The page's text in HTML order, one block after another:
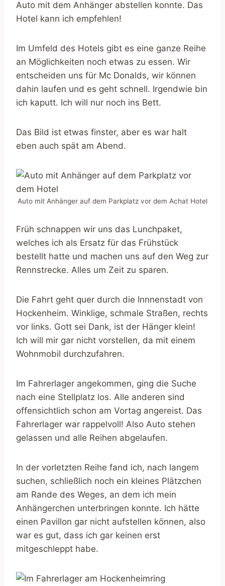
Auto mit dem Anhänger abstellen konnte. Das
Hotel kann ich empfehlen!
Im Umfeld des Hotels gibt es eine ganze Reihe
an Möglichkeiten noch etwas zu essen. Wir
entscheiden uns für Mc Donalds, wir können
dahin laufen und es geht schnell. Irgendwie bin
ich kaputt. Ich will nur noch ins Bett.
Das Bild ist etwas finster, aber es war halt
eben auch spät am Abend.
Auto mit Anhänger auf dem Parkplatz vor dem Achat Hotel
Früh schnappen wir uns das Lunchpaket,
welches ich als Ersatz für das Frühstück
bestellt hatte und machen uns auf den Weg zur
Rennstrecke. Alles um Zeit zu sparen.
Die Fahrt geht quer durch die Innnenstadt von
Hockenheim. Winklige, schmale Straßen, rechts
vor links. Gott sei Dank, ist der Hänger klein!
Ich will mir gar nicht vorstellen, da mit einem
Wohnmobil durchzufahren.
Im Fahrerlager angekommen, ging die Suche
nach eine Stellplatz los. Alle anderen sind
offensichtlich schon am Vortag angereist. Das
Fahrerlager war rappelvoll! Also Auto stehen
gelassen und alle Reihen abgelaufen.
In der vorletzten Reihe fand ich, nach langem
suchen, schließlich noch ein kleines Plätzchen
am Rande des Weges, an dem ich mein
Anhängerchen unterbringen konnte. Ich hätte
einen Pavillon gar nicht aufstellen können, also
war es gut, dass ich gar keinen erst
mitgeschleppt habe.